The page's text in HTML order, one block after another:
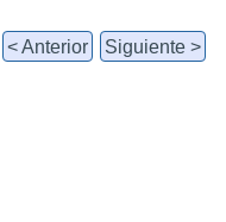
< Anterior Siguiente >